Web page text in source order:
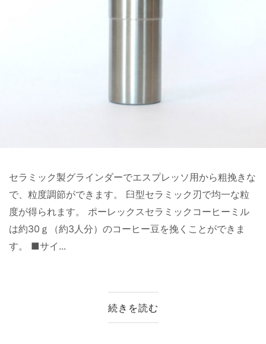
セラミック製グラインダーでエスプレッソ用から粗挽きな
で、粒度調節ができます。 臼型セラミック刃で均一な粒
度が得られます。 ポーレックスセラミックコーヒーミル
は約30ｇ（約3人分）のコーヒー豆を挽くことができま
す。 ■サイ...
続きを読む